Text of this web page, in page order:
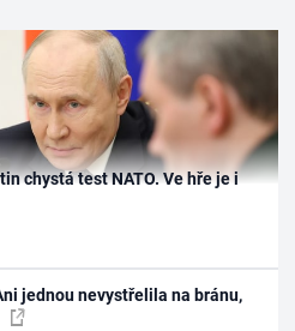
chystá test NATO. Ve hře je i
jednou nevystřelila na bránu,